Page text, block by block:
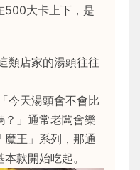
500大卡上下，是
類店家的湯頭往往
今天湯頭會不會比
？」通常老闆會樂
王」系列，那通
款開始吃起。